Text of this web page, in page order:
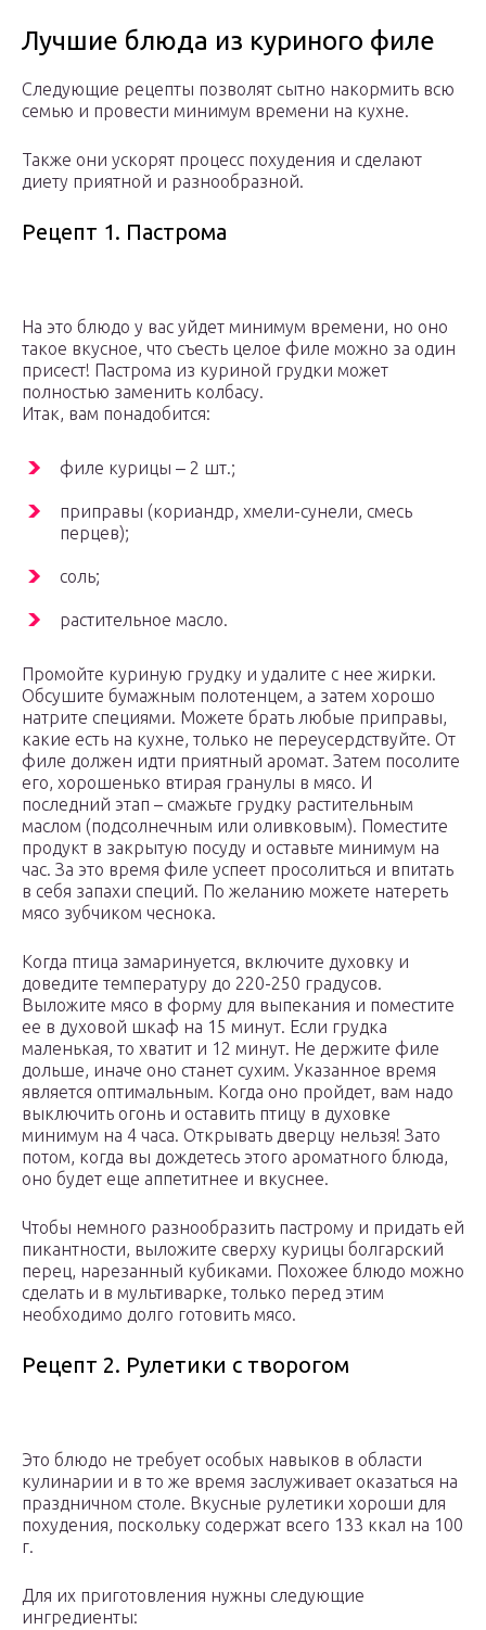
Лучшие блюда из куриного филе
Следующие рецепты позволят сытно накормить всю
семью и провести минимум времени на кухне.
Также они ускорят процесс похудения и сделают
диету приятной и разнообразной.
Рецепт 1. Пастрома
На это блюдо у вас уйдет минимум времени, но оно
такое вкусное, что съесть целое филе можно за один
присест! Пастрома из куриной грудки может
полностью заменить колбасу.
Итак, вам понадобится:
филе курицы ‒ 2 шт.;
приправы (кориандр, хмели-сунели, смесь
перцев);
соль;
растительное масло.
Промойте куриную грудку и удалите с нее жирки.
Обсушите бумажным полотенцем, а затем хорошо
натрите специями. Можете брать любые приправы,
какие есть на кухне, только не переусердствуйте. От
филе должен идти приятный аромат. Затем посолите
его, хорошенько втирая гранулы в мясо. И
последний этап – смажьте грудку растительным
маслом (подсолнечным или оливковым). Поместите
продукт в закрытую посуду и оставьте минимум на
час. За это время филе успеет просолиться и впитать
в себя запахи специй. По желанию можете натереть
мясо зубчиком чеснока.
Когда птица замаринуется, включите духовку и
доведите температуру до 220-250 градусов.
Выложите мясо в форму для выпекания и поместите
ее в духовой шкаф на 15 минут. Если грудка
маленькая, то хватит и 12 минут. Не держите филе
дольше, иначе оно станет сухим. Указанное время
является оптимальным. Когда оно пройдет, вам надо
выключить огонь и оставить птицу в духовке
минимум на 4 часа. Открывать дверцу нельзя! Зато
потом, когда вы дождетесь этого ароматного блюда,
оно будет еще аппетитнее и вкуснее.
Чтобы немного разнообразить пастрому и придать ей
пикантности, выложите сверху курицы болгарский
перец, нарезанный кубиками. Похожее блюдо можно
сделать и в мультиварке, только перед этим
необходимо долго готовить мясо.
Рецепт 2. Рулетики с творогом
Это блюдо не требует особых навыков в области
кулинарии и в то же время заслуживает оказаться на
праздничном столе. Вкусные рулетики хороши для
похудения, поскольку содержат всего 133 ккал на 100
г.
Для их приготовления нужны следующие
ингредиенты: